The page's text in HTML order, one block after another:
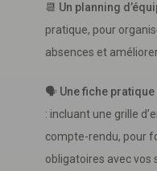
📆 Un planning
pratique, pour
absences et
🗣 Une fiche
: incluant une grille
compte-rendu, pour
obligatoires avec vos